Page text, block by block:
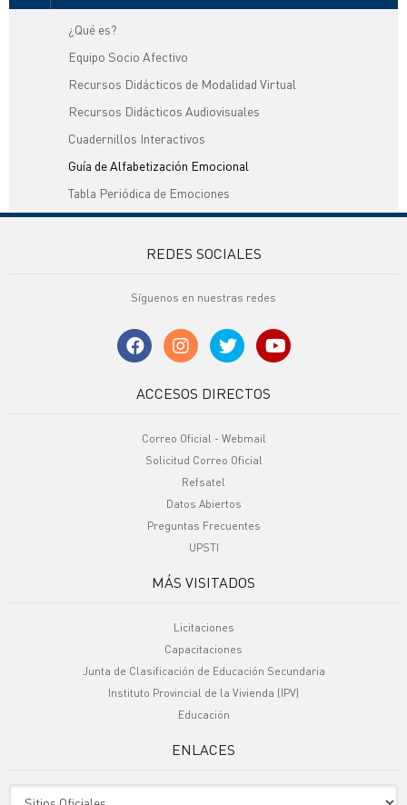
¿Qué es?
Equipo Socio Afectivo
Recursos Didácticos de Modalidad Virtual
Recursos Didácticos Audiovisuales
Cuadernillos Interactivos
Guía de Alfabetización Emocional
Tabla Periódica de Emociones
REDES SOCIALES
Síguenos en nuestras redes
ACCESOS DIRECTOS
Correo Oficial - Webmail
Solicitud Correo Oficial
Refsatel
Datos Abiertos
Preguntas Frecuentes
UPSTI
MÁS VISITADOS
Licitaciones
Capacitaciones
Junta de Clasificación de Educación Secundaria
Instituto Provincial de la Vivienda (IPV)
Educación
ENLACES